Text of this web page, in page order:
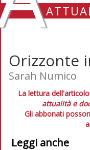
Orizzonte
Sarah Numico
La lettura
attualità e
Gli abbonati
Leggi anche